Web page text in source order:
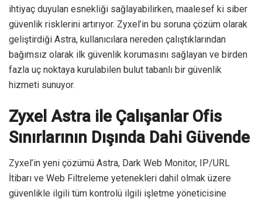
ihtiyaç duyulan esnekliği sağlayabilirken, maalesef ki siber
güvenlik risklerini artırıyor. Zyxel’in bu soruna çözüm olarak
geliştirdiği Astra, kullanıcılara nereden çalıştıklarından
bağımsız olarak ilk güvenlik korumasını sağlayan ve birden
fazla uç noktaya kurulabilen bulut tabanlı bir güvenlik
hizmeti sunuyor.
Zyxel Astra ile Çalışanlar Ofis
Sınırlarının Dışında Dahi Güvende
Zyxel’in yeni çözümü Astra, Dark Web Monitor, IP/URL
İtibarı ve Web Filtreleme yetenekleri dahil olmak üzere
güvenlikle ilgili tüm kontrolü ilgili işletme yöneticisine